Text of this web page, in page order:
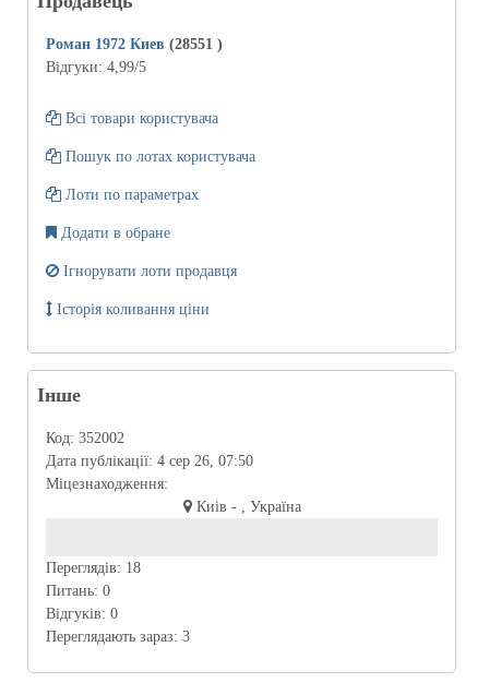
Роман 1972 Киев (28551 )
Відгуки: 4,99/5
Всі товари користувача
Пошук по лотах користувача
Лоти по параметрах
Додати в обране
Ігнорувати лоти продавця
Історія коливання ціни
Інше
Код: 352002
Дата публікації: 4 сер 26, 07:50
Міцезнаходження:
Киів - , Україна
Переглядів: 18
Питань: 0
Відгуків: 0
Переглядають зараз: 3